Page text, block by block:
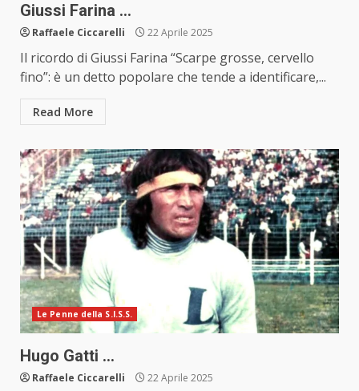
Giussi Farina …
Raffaele Ciccarelli 22 Aprile 2025
Il ricordo di Giussi Farina “Scarpe grosse, cervello
fino”: è un detto popolare che tende a identificare,...
Read More
Le Penne della S.I.S.S.
Hugo Gatti …
Raffaele Ciccarelli 22 Aprile 2025